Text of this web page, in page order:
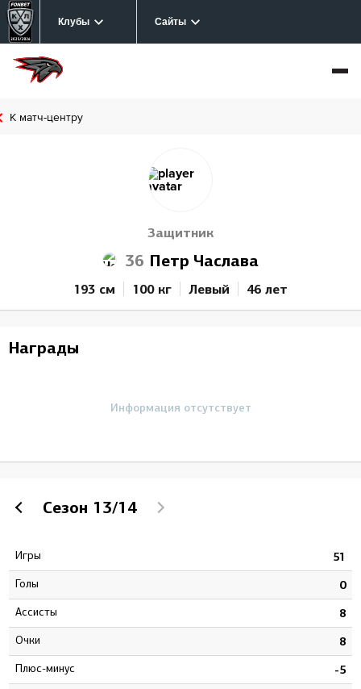
Клубы Сайты
К матч-центру
Защитник
36 Петр Часлава
193 см 100 кг Левый 46 лет
Награды
Информация отсутствует
Сезон 13/14
Игры 51
Голы 0
Ассисты 8
Очки 8
Плюс-минус -5